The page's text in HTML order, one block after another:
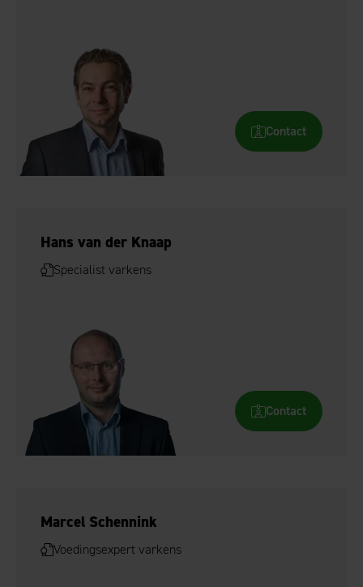
Contact
Hans van der Knaap
Specialist varkens
Contact
Marcel Schennink
Voedingsexpert varkens